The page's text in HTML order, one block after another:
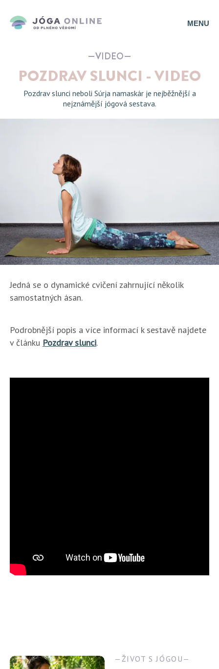
MENU
VIDEO
POZDRAV SLUNCI - VIDEO
Pozdrav slunci neboli Súrja namaskár je nejběžnější a
nejznámější jógová sestava.
Jedná se o dynamické cvičení zahrnující několik
samostatných ásan.
Podrobnější popis a více informací k sestavě najdete
v článku Pozdrav slunci.
ŽIVOT S JÓGOU